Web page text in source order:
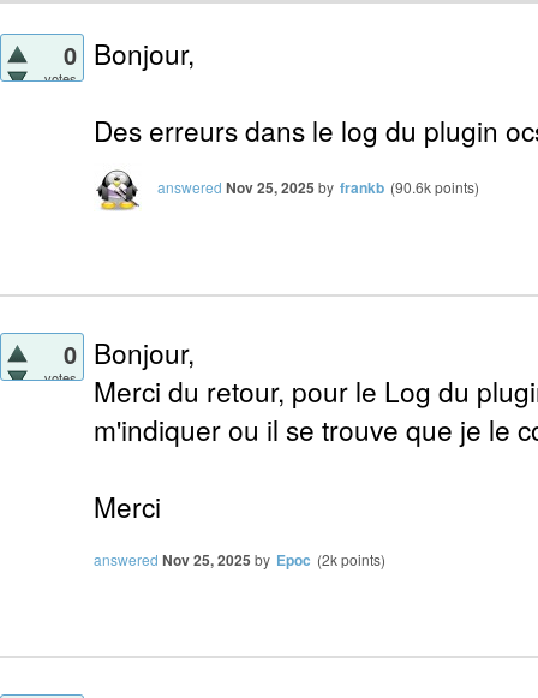
0
votes
Bonjour,
Des erreurs dans le log du plugin
answered Nov 25, 2025 by frankb (90.6kpoints)
0
votes
Bonjour,
Merci du retour, pour le Log du
m'indiquer ou il se trouve que je le
Merci
answered Nov 25, 2025 by Epoc (2kpoints)